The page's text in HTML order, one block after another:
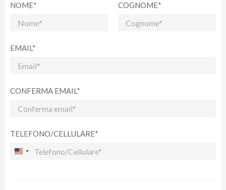
NOME* COGNOME*
EMAIL*
CONFERMA EMAIL*
TELEFONO/CELLULARE*